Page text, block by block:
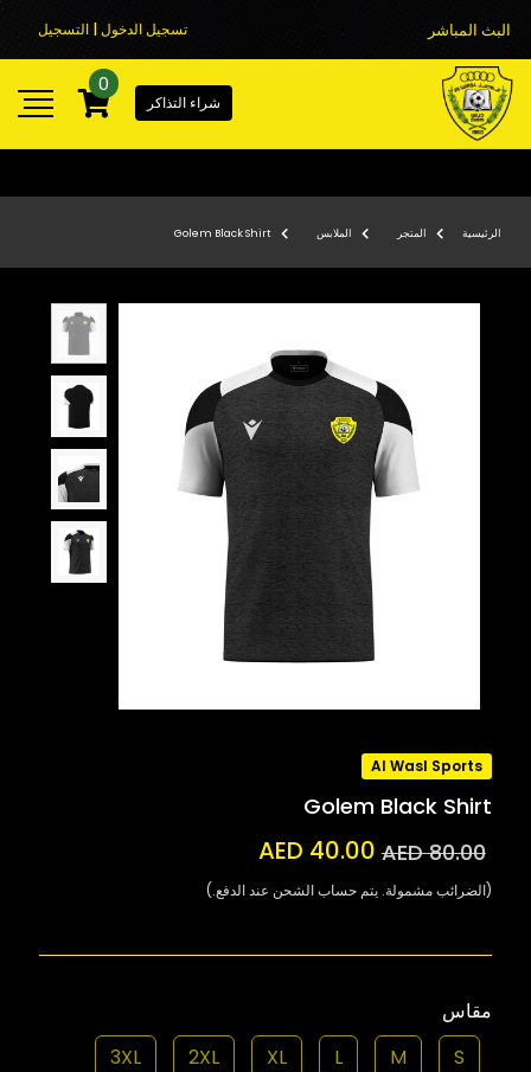
البث المباشر تسجيل الدخول | التسجيل
شراء التذاكر
0
الرئيسية المتجر الملابس Golem Black Shirt
Al Wasl Sports
Golem Black Shirt
AED 80.00
AED 40.00
(الضرائب مشمولة. يتم حساب الشحن عند الدفع.)
مقاس
S
M
L
XL
2XL
3XL